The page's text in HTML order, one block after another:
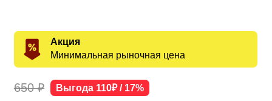
Акция
Минимальная рыночная цена
650 ₽ Выгода 110₽ / 17%